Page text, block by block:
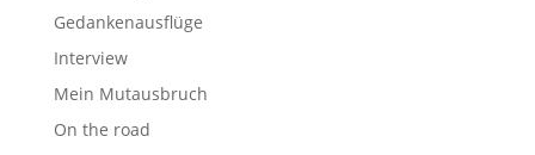
Gedankenausflüge
Interview
Mein Mutausbruch
On the road